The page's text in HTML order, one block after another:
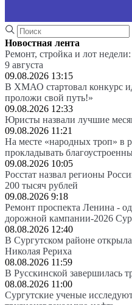
Новостная лента
Ремонт, стройка и лот
9 августа
09.08.2026 13:15
В ХМАО стартовал конкурс
проложи свой путь!»
09.08.2026 12:33
Юристы назвали лучшие
09.08.2026 11:21
На месте «народных троп» в
прокладывать
09.08.2026 10:05
Росстат назвал регионы
200 тысяч рублей
09.08.2026 9:18
Ремонт проспекта Ленина -
дорожной кампании-2026
08.08.2026 12:40
В Сургутском районе
Николая Рериха
08.08.2026 11:59
В Русскинской завершилась
08.08.2026 11:00
Сургутские ученые